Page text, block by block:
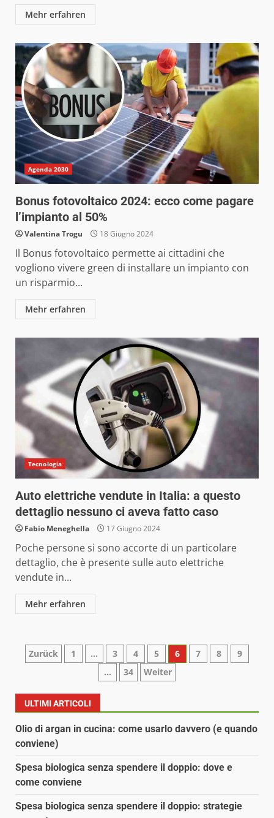
Mehr erfahren
Agenda 2030
Bonus fotovoltaico 2024: ecco come pagare
l’impianto al 50%
Valentina Trogu 18 Giugno 2024
Il Bonus fotovoltaico permette ai cittadini che
vogliono vivere green di installare un impianto con
un risparmio...
Mehr erfahren
Tecnologia
Auto elettriche vendute in Italia: a questo
dettaglio nessuno ci aveva fatto caso
Fabio Meneghella 17 Giugno 2024
Poche persone si sono accorte di un particolare
dettaglio, che è presente sulle auto elettriche
vendute in...
Mehr erfahren
Paginazione
articoli
Zurück 1 … 3 4 5 6 7 8
9
…
34 Weiter
ULTIMI ARTICOLI
Olio di argan in cucina: come usarlo davvero (e quando
conviene)
Spesa biologica senza spendere il doppio: dove e
come conviene
Spesa biologica senza spendere il doppio: strategie